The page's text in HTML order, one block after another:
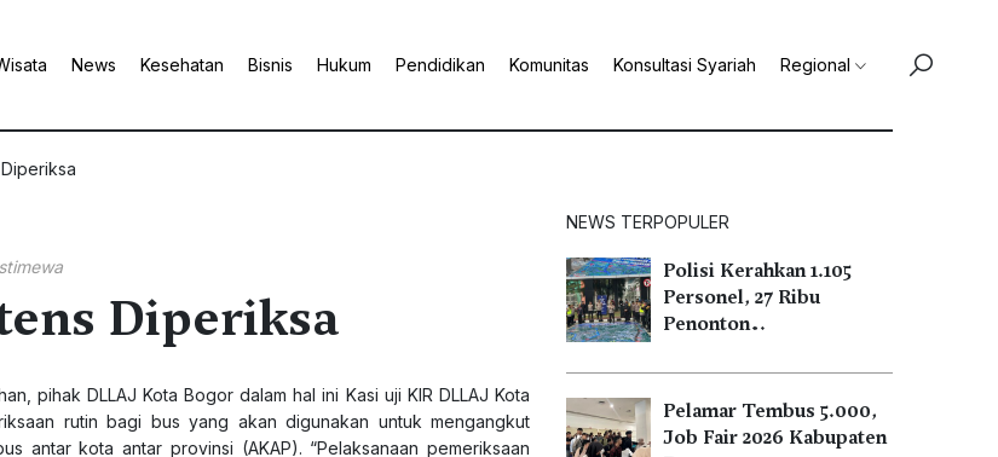
News Kesehatan Bisnis Hukum Pendidikan Komunitas Konsultasi Syariah Regional
Diperiksa
pihak DLLAJ Kota Bogor dalam hal ini Kasi uji KIR DLLAJ Kota
rutin bagi bus yang akan digunakan untuk mengangkut
antar kota antar provinsi (AKAP). “Pelaksanaan pemeriksaan
NEWS TERPOPULER
Polisi Kerahkan 1.105
Personel, 27 Ribu
Penonton…
Pelamar Tembus 5.000,
Job Fair 2026 Kabupaten